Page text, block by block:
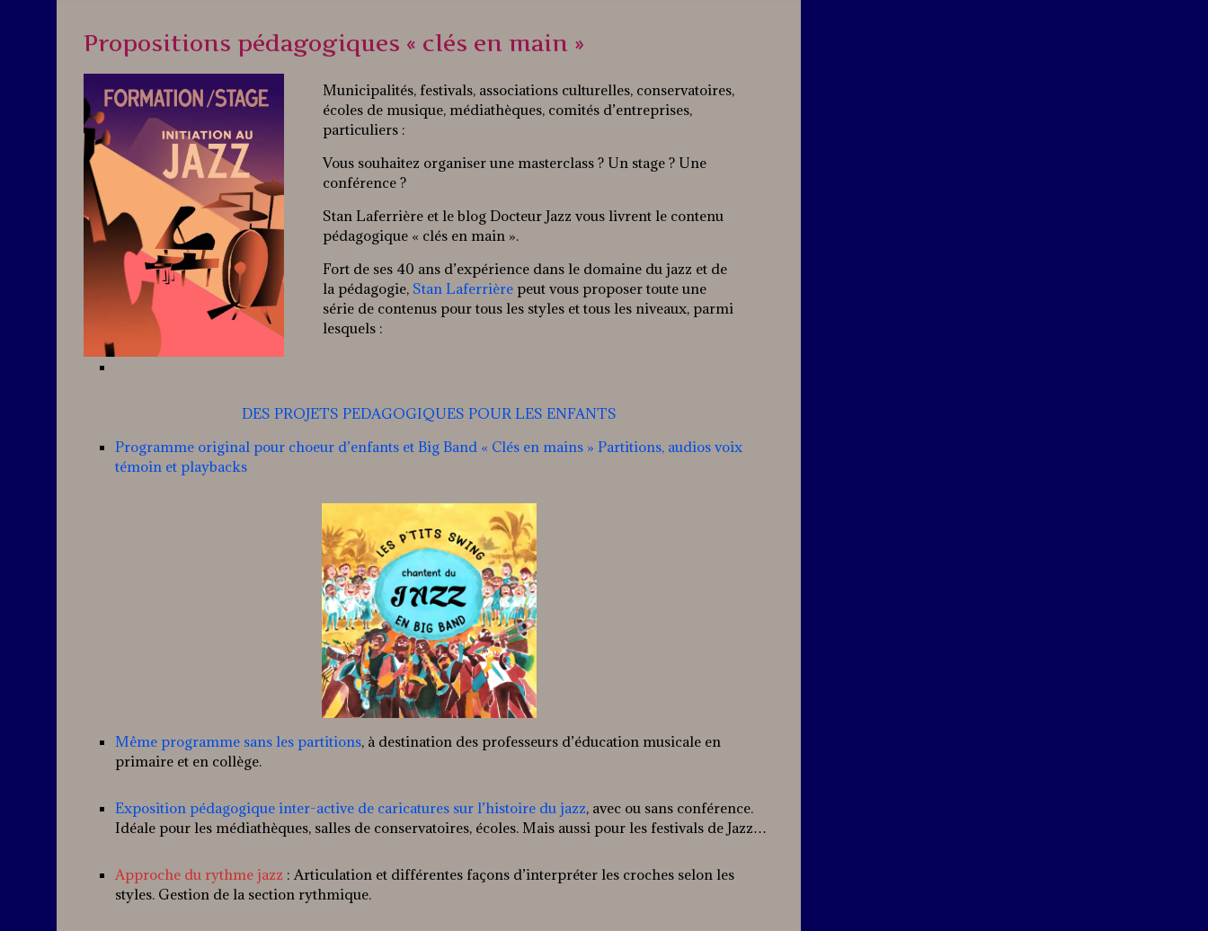
Propositions pédagogiques « clés en main »
Municipalités, festivals, associations culturelles, conservatoires,
écoles de musique, médiathèques, comités d’entreprises,
particuliers :
Vous souhaitez organiser une masterclass ? Un stage ? Une
conférence ?
Stan Laferrière et le blog Docteur Jazz vous livrent le contenu
pédagogique « clés en main ».
Fort de ses 40 ans d’expérience dans le domaine du jazz et de
la pédagogie, Stan Laferrière peut vous proposer toute une
série de contenus pour tous les styles et tous les niveaux, parmi
lesquels :
DES PROJETS PEDAGOGIQUES POUR LES ENFANTS
Programme original pour choeur d’enfants et Big Band « Clés en mains » Partitions, audios voix
témoin et playbacks
Même programme sans les partitions, à destination des professeurs d’éducation musicale en
primaire et en collège.
Exposition pédagogique inter-active de caricatures sur l’histoire du jazz, avec ou sans conférence.
Idéale pour les médiathèques, salles de conservatoires, écoles. Mais aussi pour les festivals de Jazz…
Approche du rythme jazz : Articulation et différentes façons d’interpréter les croches selon les
styles. Gestion de la section rythmique.